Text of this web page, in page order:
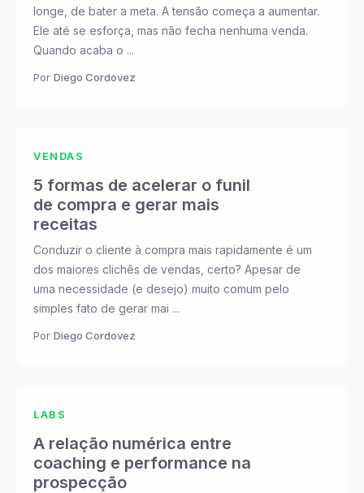
longe, de bater a meta. A tensão começa a aumentar.
Ele até se esforça, mas não fecha nenhuma venda.
Quando acaba o ...
Por Diego Cordovez
VENDAS
5 formas de acelerar o funil
de compra e gerar mais
receitas
Conduzir o cliente à compra mais rapidamente é um
dos maiores clichês de vendas, certo? Apesar de
uma necessidade (e desejo) muito comum pelo
simples fato de gerar mai ...
Por Diego Cordovez
LABS
A relação numérica entre
coaching e performance na
prospecção